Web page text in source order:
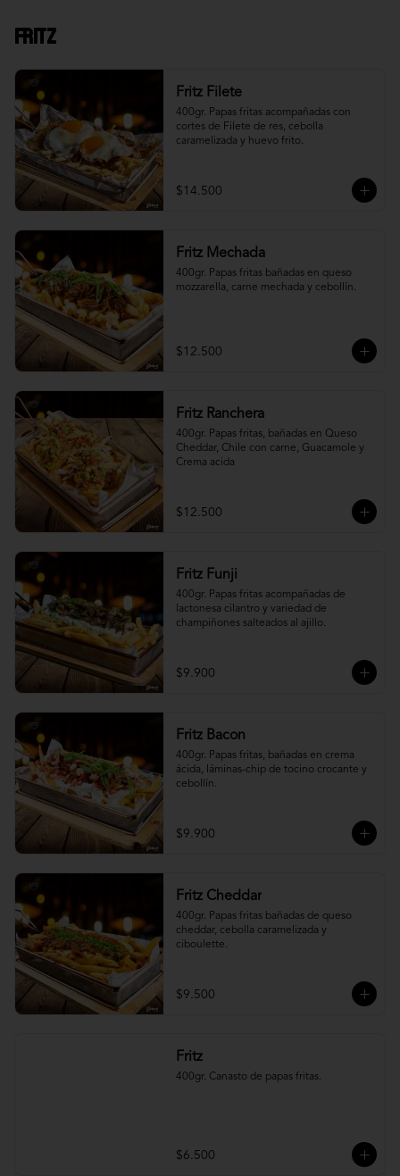
Fritz
Fritz Filete
400gr. Papas fritas acompañadas con
cortes de Filete de res, cebolla
caramelizada y huevo frito.
$14.500
Fritz Mechada
400gr. Papas fritas bañadas en queso
mozzarella, carne mechada y cebollín.
$12.500
Fritz Ranchera
400gr. Papas fritas, bañadas en Queso
Cheddar, Chile con carne, Guacamole y
Crema acida
$12.500
Fritz Funji
400gr. Papas fritas acompañadas de
lactonesa cilantro y variedad de
champiñones salteados al ajillo.
$9.900
Fritz Bacon
400gr. Papas fritas, bañadas en crema
ácida, láminas-chip de tocino crocante y
cebollín.
$9.900
Fritz Cheddar
400gr. Papas fritas bañadas de queso
cheddar, cebolla caramelizada y
ciboulette.
$9.500
Fritz
400gr. Canasto de papas fritas.
$6.500